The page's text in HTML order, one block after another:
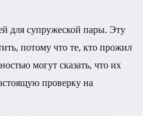
для супружеской пары. Эту
потому что те, кто прожил
могут сказать, что их
проверку на